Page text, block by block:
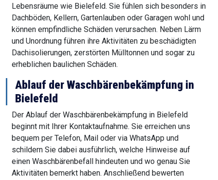
Lebensräume wie Bielefeld. Sie fühlen sich besonders in
Dachböden, Kellern, Gartenlauben oder Garagen wohl und
können empfindliche Schäden verursachen. Neben Lärm
und Unordnung führen ihre Aktivitäten zu beschädigten
Dachisolierungen, zerstörten Mülltonnen und sogar zu
erheblichen baulichen Schäden.
Ablauf der Waschbärenbekämpfung in
Bielefeld
Der Ablauf der Waschbärenbekämpfung in Bielefeld
beginnt mit Ihrer Kontaktaufnahme. Sie erreichen uns
bequem per Telefon, Mail oder via WhatsApp und
schildern Sie dabei ausführlich, welche Hinweise auf
einen Waschbärenbefall hindeuten und wo genau Sie
Aktivitäten bemerkt haben. Anschließend bewerten